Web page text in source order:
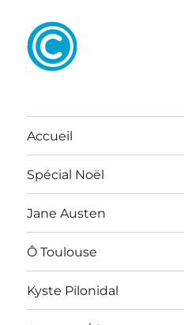
Accueil
Spécial Noël
Jane Austen
Ô Toulouse
Kyste Pilonidal